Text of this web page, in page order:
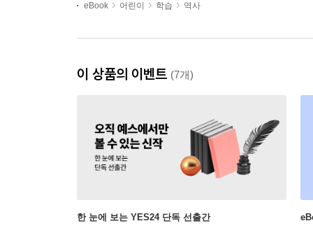
eBook 어린이 학습 역사
이 상품의 이벤트 (7개)
한 눈에 보는 YES24 단독 선출간